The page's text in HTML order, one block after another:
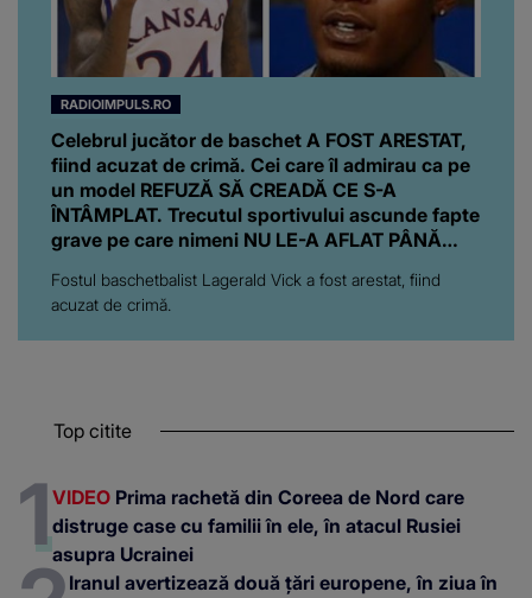
RADIOIMPULS.RO
Celebrul jucător de baschet A FOST ARESTAT,
fiind acuzat de crimă. Cei care îl admirau ca pe
un model REFUZĂ SĂ CREADĂ CE S-A
ÎNTÂMPLAT. Trecutul sportivului ascunde fapte
grave pe care nimeni NU LE-A AFLAT PÂNĂ
Fostul baschetbalist Lagerald Vick a fost arestat, fiind
acuzat de crimă.
Top citite
VIDEO Prima rachetă din Coreea de Nord care
distruge case cu familii în ele, în atacul Rusiei
asupra Ucrainei
Iranul avertizează două țări europene, în ziua în